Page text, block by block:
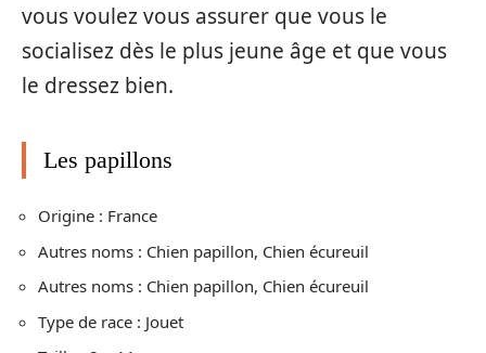
vous voulez vous assurer que vous le
socialisez dès le plus jeune âge et que vous
le dressez bien.
Les papillons
Origine : France
Autres noms : Chien papillon, Chien écureuil
Autres noms : Chien papillon, Chien écureuil
Type de race : Jouet